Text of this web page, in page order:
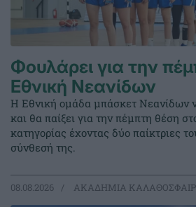
Φουλάρει για την
Εθνική Νεανίδων
Η Εθνική ομάδα μπάσκετ Νεανίδων
και θα παίξει για την πέμπτη θέση
κατηγορίας έχοντας δύο παίκτριες
σύνθεσή της.
08.08.2026 ΑΚΑΔΗΜΙΑ